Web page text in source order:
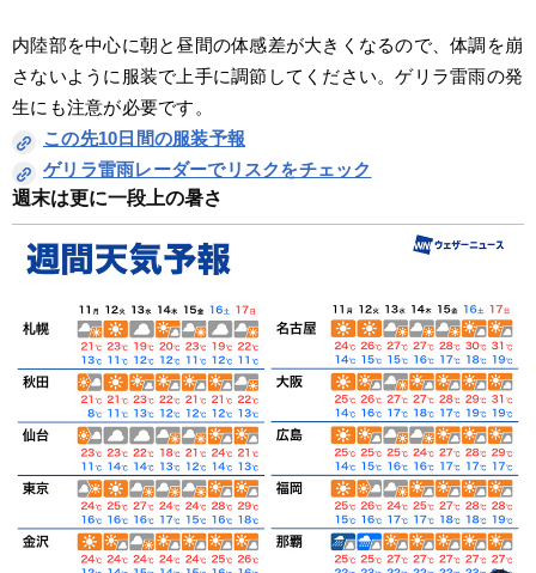
内陸部を中心に朝と昼間の体感差が大きくなるので、体調を崩
さないように服装で上手に調節してください。ゲリラ雷雨の発
生にも注意が必要です。
この先10日間の服装予報
ゲリラ雷雨レーダーでリスクをチェック
週末は更に一段上の暑さ